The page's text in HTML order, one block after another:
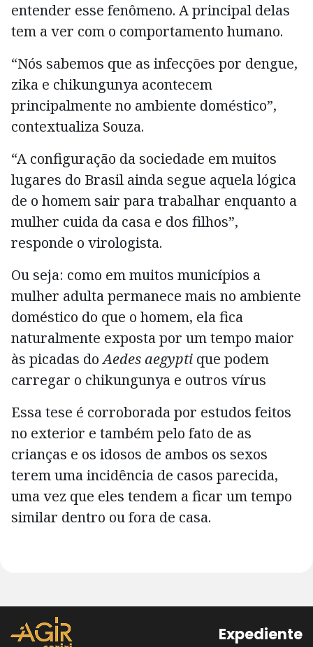
entender esse fenômeno. A principal delas
tem a ver com o comportamento humano.
“Nós sabemos que as infecções por dengue,
zika e chikungunya acontecem
principalmente no ambiente doméstico”,
contextualiza Souza.
“A configuração da sociedade em muitos
lugares do Brasil ainda segue aquela lógica
de o homem sair para trabalhar enquanto a
mulher cuida da casa e dos filhos”,
responde o virologista.
Ou seja: como em muitos municípios a
mulher adulta permanece mais no ambiente
doméstico do que o homem, ela fica
naturalmente exposta por um tempo maior
às picadas doAedes aegypti que podem
carregar o chikungunya e outros vírus
Essa tese é corroborada por estudos feitos
no exterior e também pelo fato de as
crianças e os idosos de ambos os sexos
terem uma incidência de casos parecida,
uma vez que eles tendem a ficar um tempo
similar dentro ou fora de casa.
Expediente